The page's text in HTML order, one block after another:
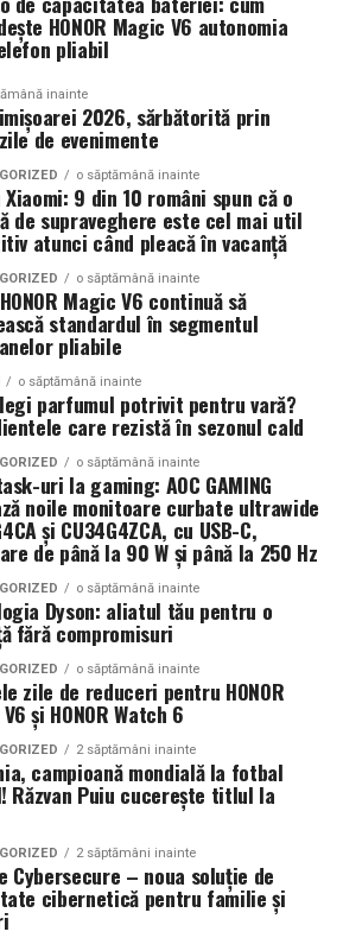
să își crească numărul de
prezența online.
parfumieri ai școlii sale de
unui proiect unic, aceștia au
și fără limitări de cost.
de parfumuri moderne,
și al ingredientelor
să descopere mai mult decât
a lansat și o serie
pe YouTube, unde poate fi urmărit
de la inspirație și alegerea
la competiția dintre parfumieri.
Nu există un răspuns universal.
proaspete, citrice și energice,
lime-ul sunt alegerea ideală. Dacă
exotice și cu personalitate, notele
și lemn de santal sunt perfecte
sezonul cald este momentul
și să descoperi parfumuri
parfumeriei de nișă. Iarcolecția
demonstrează că
creativitatea și accesibilitatea
sticlă.
HONOR Magic V6 autonomia
pliabil
inainte
2026, sărbătorită prin
de evenimente
o săptămână inainte
Xiaomi: 9 din 10 români spun că o
de supraveghere este cel mai util
atunci când pleacă în vacanță
o săptămână inainte
Magic V6 continuă să
standardul în segmentul
pliabile
o săptămână inainte
parfumul potrivit pentru vară?
care rezistă în sezonul cald
o săptămână inainte
uri la gaming: AOC GAMING
noile monitoare curbate ultrawide
și CU34G4ZCA, cu USB-C,
de până la 90 W și până la 250 Hz
o săptămână inainte
Dyson: aliatul tău pentru o
fără compromisuri
o săptămână inainte
zile de reduceri pentru HONOR
și HONOR Watch 6
2 săptămâni inainte
campioană mondială la fotbal
Răzvan Puiu cucerește titlul la
2 săptămâni inainte
Cybersecure – noua soluție de
cibernetică pentru familie și